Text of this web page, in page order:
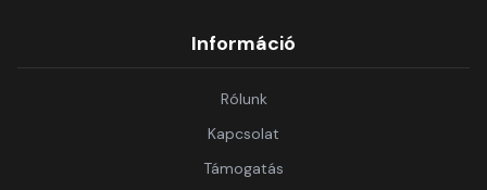
Információ
Rólunk
Kapcsolat
Támogatás